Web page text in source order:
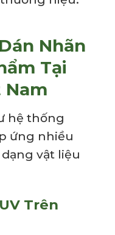
Nhãn
Tại
Nam
hệ thống
ứng nhiều
vật liệu
Trên